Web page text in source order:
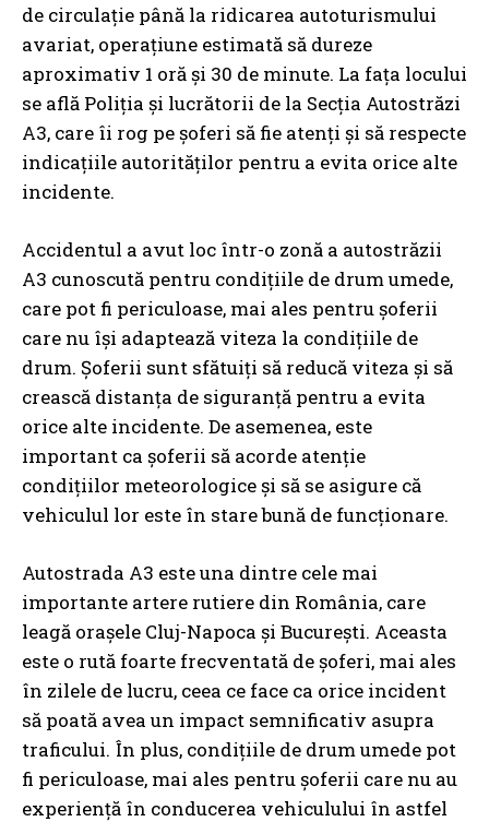
de circulație până la ridicarea autoturismului
avariat, operațiune estimată să dureze
aproximativ 1 oră și 30 de minute. La fața locului
se află Poliția și lucrătorii de la Secția Autostrăzi
A3, care îi rog pe șoferi să fie atenți și să respecte
indicațiile autorităților pentru a evita orice alte
incidente.
Accidentul a avut loc într-o zonă a autostrăzii
A3 cunoscută pentru condițiile de drum umede,
care pot fi periculoase, mai ales pentru șoferii
care nu își adaptează viteza la condițiile de
drum. Șoferii sunt sfătuiți să reducă viteza și să
crească distanța de siguranță pentru a evita
orice alte incidente. De asemenea, este
important ca șoferii să acorde atenție
condițiilor meteorologice și să se asigure că
vehiculul lor este în stare bună de funcționare.
Autostrada A3 este una dintre cele mai
importante artere rutiere din România, care
leagă orașele Cluj-Napoca și București. Aceasta
este o rută foarte frecventată de șoferi, mai ales
în zilele de lucru, ceea ce face ca orice incident
să poată avea un impact semnificativ asupra
traficului. În plus, condițiile de drum umede pot
fi periculoase, mai ales pentru șoferii care nu au
experiență în conducerea vehiculului în astfel